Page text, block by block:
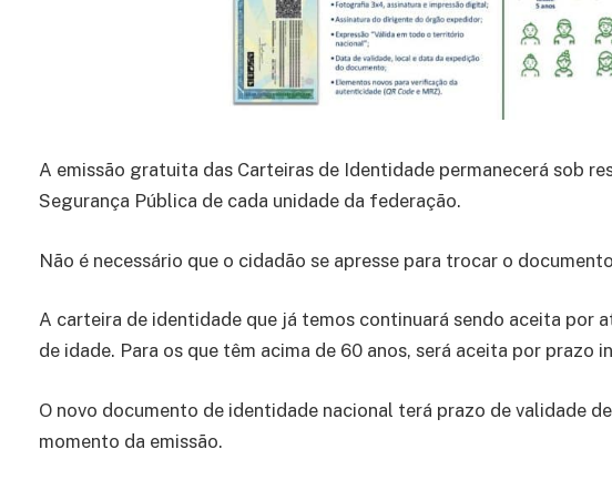
A emissão gratuita das Carteiras de Identidade permanecerá sob
Segurança Pública de cada unidade da federação.
Não é necessário que o cidadão se apresse para trocar o
A carteira de identidade que já temos continuará sendo aceita por
de idade. Para os que têm acima de 60 anos, será aceita por prazo
O novo documento de identidade nacional terá prazo de validade
momento da emissão.